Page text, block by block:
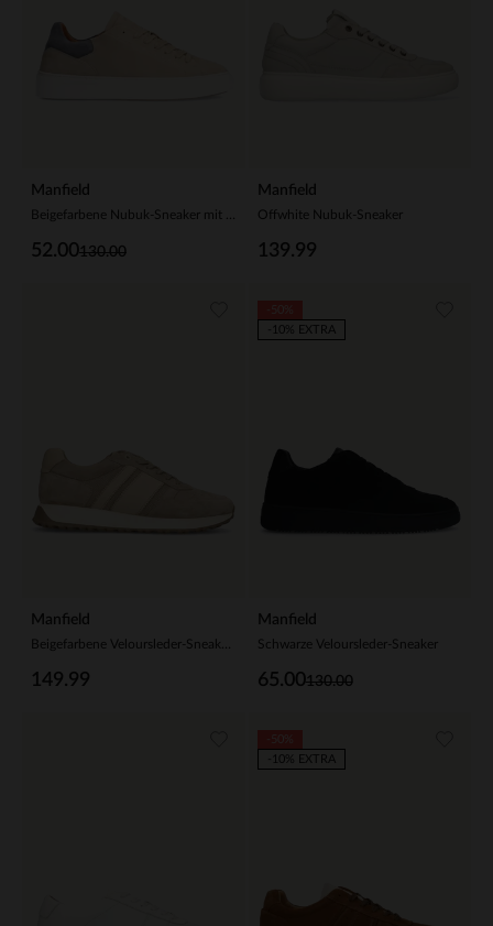
Manfield
130.00
52.00
Manfield
Offwhite Nubuk-Sneaker
139.99
Manfield
149.99
Manfield
Schwarze Veloursleder-Sneaker
130.00
65.00
-10% EXTRA
-10% EXTRA